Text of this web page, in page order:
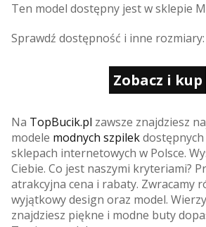
Ten model dostępny jest w sklepie
Sprawdź dostępność i inne rozmiary:
Zobacz i kup
Na TopBucik.pl zawsze znajdziesz
modele modnych szpilek
sklepach internetowych w Polsce.
Ciebie. Co jest naszymi kryteriami?
atrakcyjna cena i rabaty. Zwracamy
wyjątkowy design oraz model.
znajdziesz piękne i modne buty